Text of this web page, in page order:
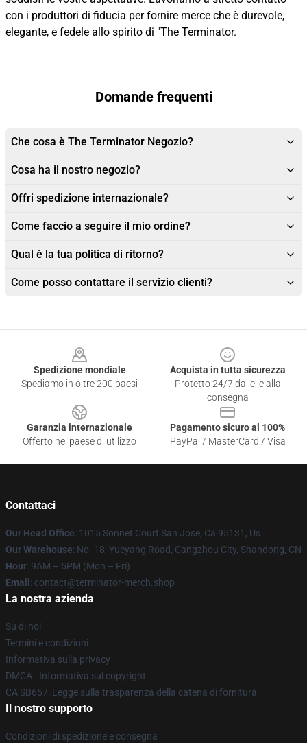
con i produttori di fiducia per fornire merce che è durevole,
elegante, e fedele allo spirito di "The Terminator.
Domande frequenti
Che cosa è The Terminator Negozio?
Cosa ha il nostro negozio?
Offri spedizione internazionale?
Come faccio a seguire il mio ordine?
Qual è la tua politica di ritorno?
Come posso contattare il servizio clienti?
Spedizione mondiale
Spediamo in oltre 200 paesi
Acquista in tutta sicurezza
Protetto 24/7 dai clic alla
consegna
Garanzia internazionale
Offerto nel paese di utilizzo
Pagamento sicuro al 100%
PayPal / MasterCard / Visa
Contattaci
Our Head Office: 1015 Sonnet Court San Jose, Ca 95131, Us
Our Warehouse: No. 18, Yueyang Road, Cangzhou City, Shandong, CN
Hour: 9AM – 5PM (Mon – Fri)
Email : contact@terminator-merch.shop
La nostra azienda
Su di noi
Termini e condizioni
Informativa sulla privacy
DMCA - Informativa sul copyright
CA SB657: Legge sulla trasparenza della catena di fornitura
Il nostro supporto
Condizioni di spedizione e consegna